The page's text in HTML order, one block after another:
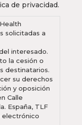
de privacidad.
solicitadas a
interesado.
la cesión o
destinatarios.
su derechos
y oposición
Calle
España, TLF
electrónico